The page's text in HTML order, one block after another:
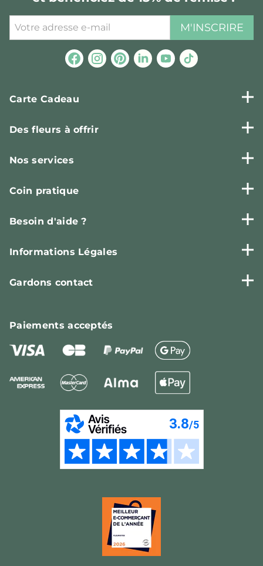
M'INSCRIRE
Carte Cadeau
Des fleurs à offrir
Nos services
Coin pratique
Besoin d'aide ?
Informations Légales
Gardons contact
Paiementsacceptés